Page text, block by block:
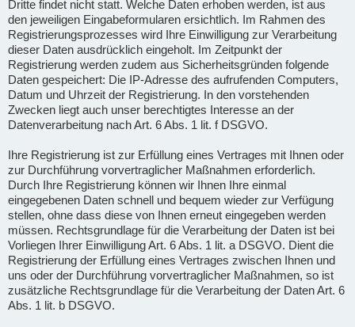
Dritte findet nicht statt. Welche Daten erhoben werden, ist aus
den jeweiligen Eingabeformularen ersichtlich. Im Rahmen des
Registrierungsprozesses wird Ihre Einwilligung zur Verarbeitung
dieser Daten ausdrücklich eingeholt. Im Zeitpunkt der
Registrierung werden zudem aus Sicherheitsgründen folgende
Daten gespeichert: Die IP-Adresse des aufrufenden Computers,
Datum und Uhrzeit der Registrierung. In den vorstehenden
Zwecken liegt auch unser berechtigtes Interesse an der
Datenverarbeitung nach Art. 6 Abs. 1 lit. f DSGVO.
Ihre Registrierung ist zur Erfüllung eines Vertrages mit Ihnen oder
zur Durchführung vorvertraglicher Maßnahmen erforderlich.
Durch Ihre Registrierung können wir Ihnen Ihre einmal
eingegebenen Daten schnell und bequem wieder zur Verfügung
stellen, ohne dass diese von Ihnen erneut eingegeben werden
müssen. Rechtsgrundlage für die Verarbeitung der Daten ist bei
Vorliegen Ihrer Einwilligung Art. 6 Abs. 1 lit. a DSGVO. Dient die
Registrierung der Erfüllung eines Vertrages zwischen Ihnen und
uns oder der Durchführung vorvertraglicher Maßnahmen, so ist
zusätzliche Rechtsgrundlage für die Verarbeitung der Daten Art. 6
Abs. 1 lit. b DSGVO.